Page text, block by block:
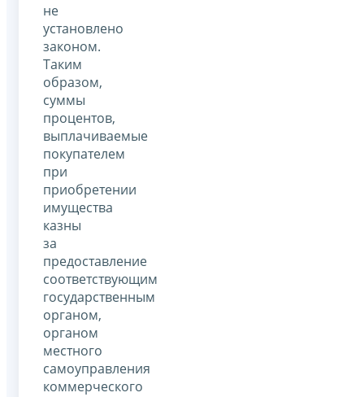
не
установлено
законом.
Таким
образом,
суммы
процентов,
выплачиваемые
покупателем
при
приобретении
имущества
казны
за
предоставление
соответствующим
государственным
органом,
органом
местного
самоуправления
коммерческого